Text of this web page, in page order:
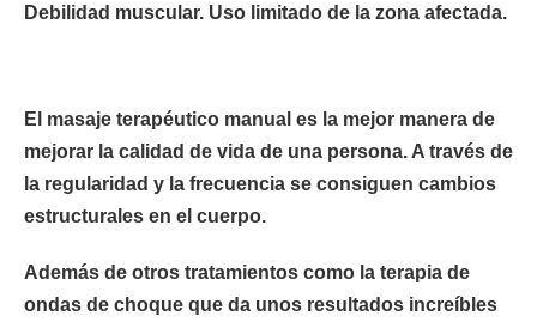
Debilidad muscular. Uso limitado de la zona afectada.
El masaje terapéutico manual es la mejor manera de
mejorar la calidad de vida de una persona. A través de
la regularidad y la frecuencia se consiguen cambios
estructurales en el cuerpo.
Además de otros tratamientos como la terapia de
ondas de choque que da unos resultados increíbles